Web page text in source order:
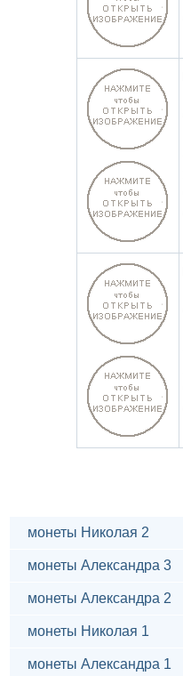
монеты Николая 2
монеты Александра 3
монеты Александра 2
монеты Николая 1
монеты Александра 1